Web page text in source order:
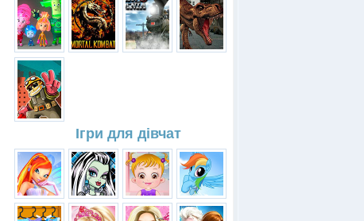
Ігри для дівчат